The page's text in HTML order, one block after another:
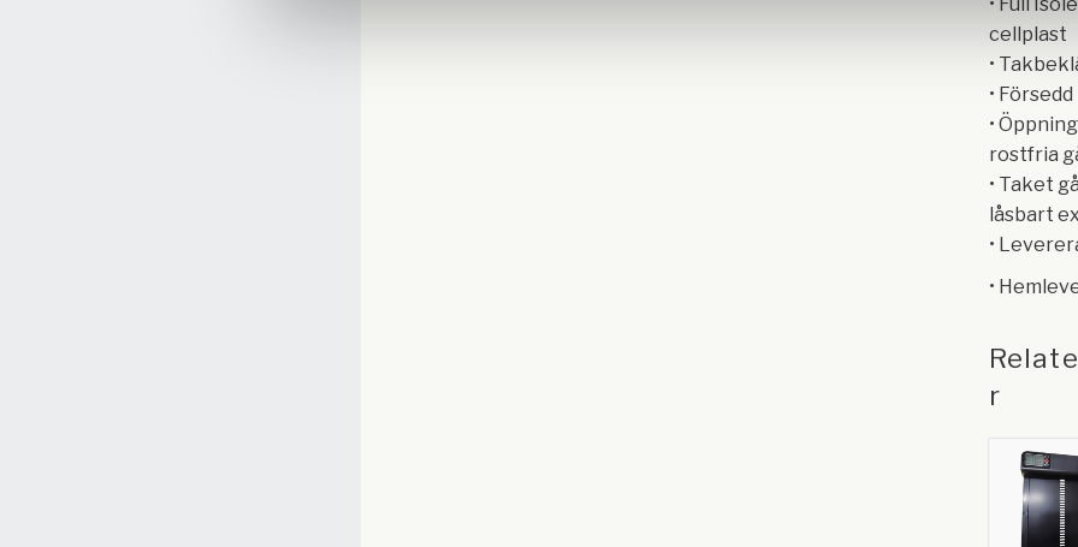
• Full
cellplast
•
•
•
rostfria
• Taket
låsbart
•
•
r